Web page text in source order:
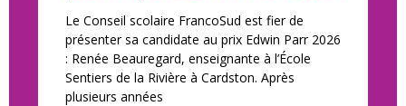
Le Conseil scolaire FrancoSud est fier de
présenter sa candidate au prix Edwin Parr 2026
: Renée Beauregard, enseignante à l’École
Sentiers de la Rivière à Cardston. Après
plusieurs années